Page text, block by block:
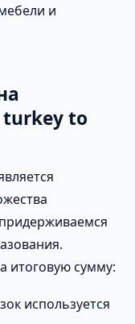
и
turkey to
итоговую сумму:
используется